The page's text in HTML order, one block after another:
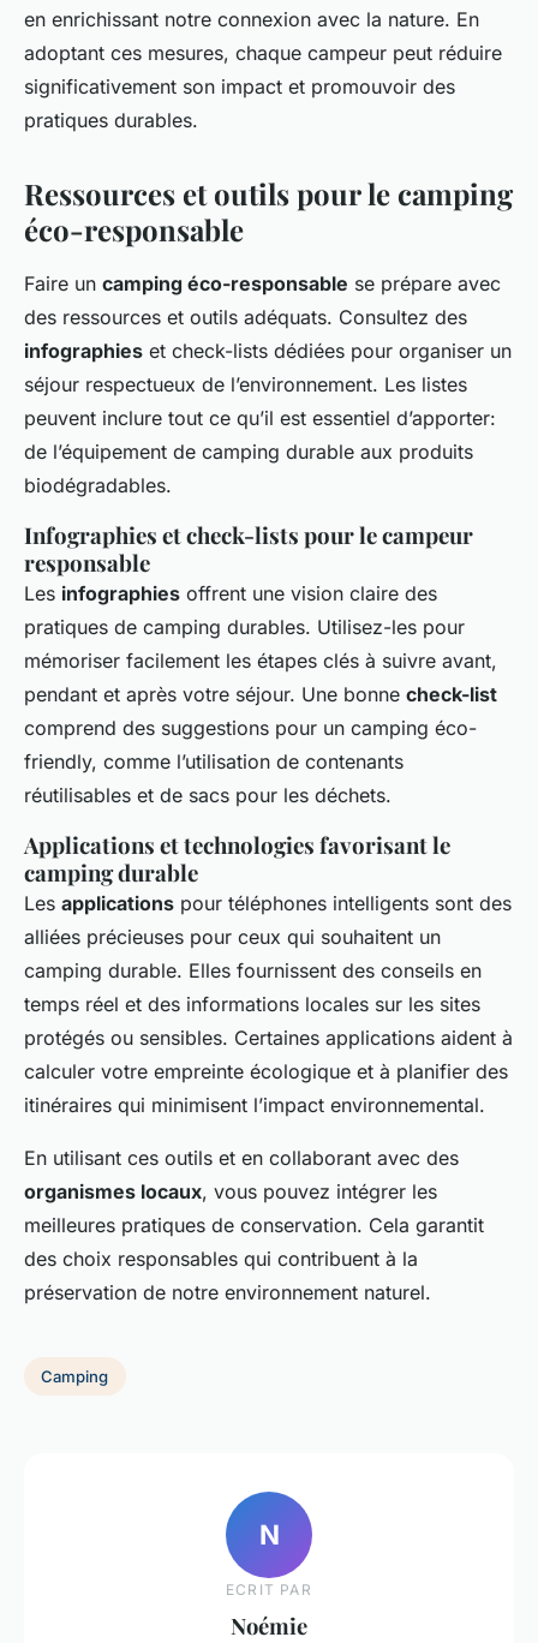
en enrichissant notre connexion avec la nature. En
adoptant ces mesures, chaque campeur peut réduire
significativement son impact et promouvoir des
pratiques durables.
Ressources et outils pour le camping
éco-responsable
Faire un camping éco-responsable se prépare avec
des ressources et outils adéquats. Consultez des
infographies et check-lists dédiées pour organiser un
séjour respectueux de l’environnement. Les listes
peuvent inclure tout ce qu’il est essentiel d’apporter:
de l’équipement de camping durable aux produits
biodégradables.
Infographies et check-lists pour le campeur
responsable
Les infographies offrent une vision claire des
pratiques de camping durables. Utilisez-les pour
mémoriser facilement les étapes clés à suivre avant,
pendant et après votre séjour. Une bonne check-list
comprend des suggestions pour un camping éco-
friendly, comme l’utilisation de contenants
réutilisables et de sacs pour les déchets.
Applications et technologies favorisant le
camping durable
Les applications pour téléphones intelligents sont des
alliées précieuses pour ceux qui souhaitent un
camping durable. Elles fournissent des conseils en
temps réel et des informations locales sur les sites
protégés ou sensibles. Certaines applications aident à
calculer votre empreinte écologique et à planifier des
itinéraires qui minimisent l’impact environnemental.
En utilisant ces outils et en collaborant avec des
organismes locaux, vous pouvez intégrer les
meilleures pratiques de conservation. Cela garantit
des choix responsables qui contribuent à la
préservation de notre environnement naturel.
Camping
N
ECRIT PAR
Noémie